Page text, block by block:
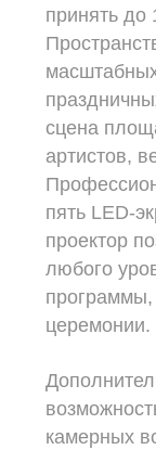
принять до
сцена
артистов,
пять LED-
проектор
любого
церемонии.
камерных